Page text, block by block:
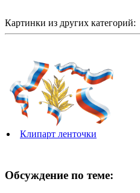
Картинки из других категорий:
Клипарт ленточки
Обсуждение по теме: